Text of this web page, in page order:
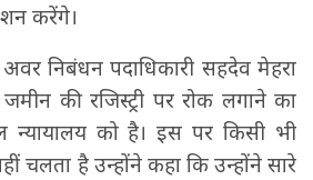
करेंगे।
निबंधन पदाधिकारी सहदेव मेहरा
की रजिस्ट्री पर रोक लगाने का
न्यायालय को है। इस पर किसी भी
चलता है उन्होंने कहा कि उन्होंने सारे